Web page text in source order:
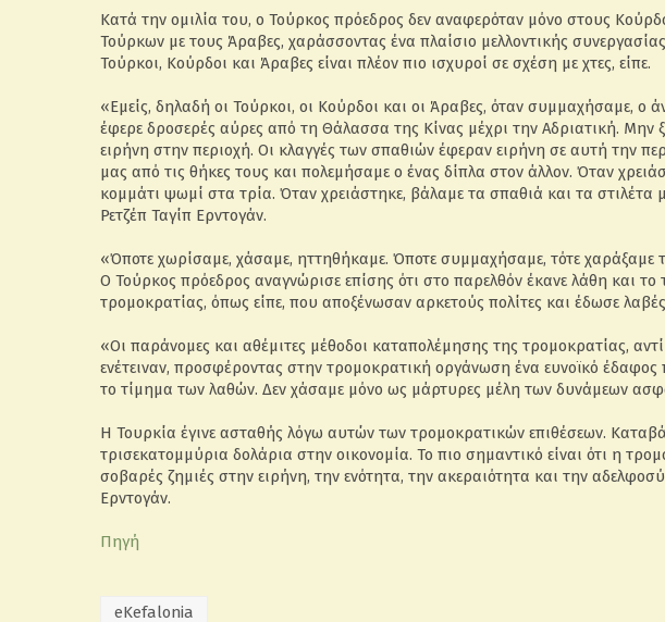
Κατά την ομιλία του, ο Τούρκος πρόεδρος δεν αναφερόταν μόνο στους
Τούρκων με τους Άραβες, χαράσσοντας ένα πλαίσιο μελλοντικής
Τούρκοι, Κούρδοι και Άραβες είναι πλέον πιο ισχυροί σε σχέση με χτες, είπε.
«Εμείς, δηλαδή οι Τούρκοι, οι Κούρδοι και οι Άραβες, όταν συμμαχήσαμε,
έφερε δροσερές αύρες από τη Θάλασσα της Κίνας μέχρι την Αδριατική. Μην
ειρήνη στην περιοχή. Οι κλαγγές των σπαθιών έφεραν ειρήνη σε αυτή την
μας από τις θήκες τους και πολεμήσαμε ο ένας δίπλα στον άλλον. Όταν
κομμάτι ψωμί στα τρία. Όταν χρειάστηκε, βάλαμε τα σπαθιά και τα στιλέτα
Ρετζέπ Ταγίπ Ερντογάν.
«Όποτε χωρίσαμε, χάσαμε, ηττηθήκαμε. Όποτε συμμαχήσαμε, τότε χαράξαμε
Ο Τούρκος πρόεδρος αναγνώρισε επίσης ότι στο παρελθόν έκανε λάθη και
τρομοκρατίας, όπως είπε, που αποξένωσαν αρκετούς πολίτες και έδωσε
«Οι παράνομες και αθέμιτες μέθοδοι καταπολέμησης της τρομοκρατίας,
ενέτειναν, προσφέροντας στην τρομοκρατική οργάνωση ένα ευνοϊκό
το τίμημα των λαθών. Δεν χάσαμε μόνο ως μάρτυρες μέλη των δυνάμεων
Η Τουρκία έγινε ασταθής λόγω αυτών των τρομοκρατικών επιθέσεων.
τρισεκατομμύρια δολάρια στην οικονομία. Το πιο σημαντικό είναι ότι η
σοβαρές ζημιές στην ειρήνη, την ενότητα, την ακεραιότητα και την
Ερντογάν.
Πηγή
eKefalonia